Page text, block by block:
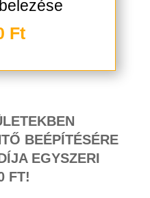
Ft
BEÉPÍTÉSÉRE
EGYSZERI
FT!